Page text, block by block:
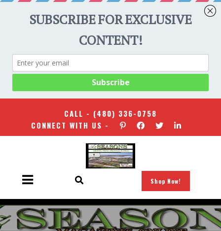
CALL - (480) 336-0758
CONNECT WITH US -
Shop Now!